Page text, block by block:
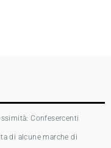
Confesercenti
di alcune marche di